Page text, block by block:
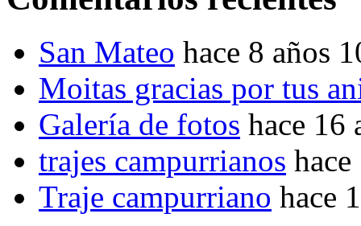
San Mateo hace 8 años
Moitas gracias por tus
Galería de fotos hace 16
trajes campurrianos
Traje campurriano hace